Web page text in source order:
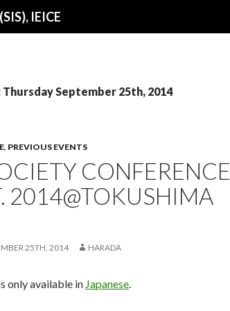
IEICE
Thursday September 25th, 2014
, PREVIOUS EVENTS
CONFERENCE
2014@TOKUSHIMA
25TH, 2014 HARADA
only available in Japanese.